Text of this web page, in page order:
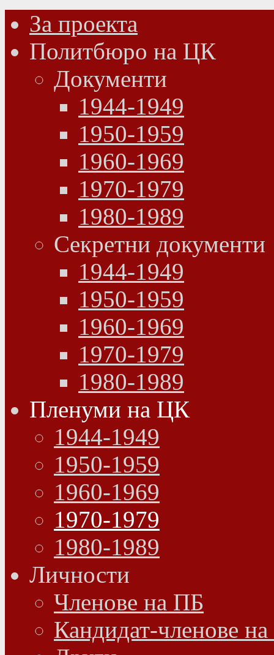
За проекта
Политбюро на ЦК
Документи
1944-1949
1950-1959
1960-1969
1970-1979
1980-1989
Секретни документи
1944-1949
1950-1959
1960-1969
1970-1979
1980-1989
Пленуми на ЦК
1944-1949
1950-1959
1960-1969
1970-1979
1980-1989
Личности
Членове на ПБ
Кандидат-членове